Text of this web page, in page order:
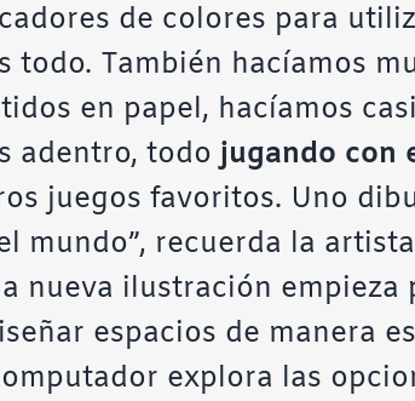
de colores para
todo. También hacíamos
en papel, hacíamos
adentro, todojugando con
juegos favoritos. Uno
mundo”, recuerda la
nueva ilustración empieza
espacios de manera
explora las